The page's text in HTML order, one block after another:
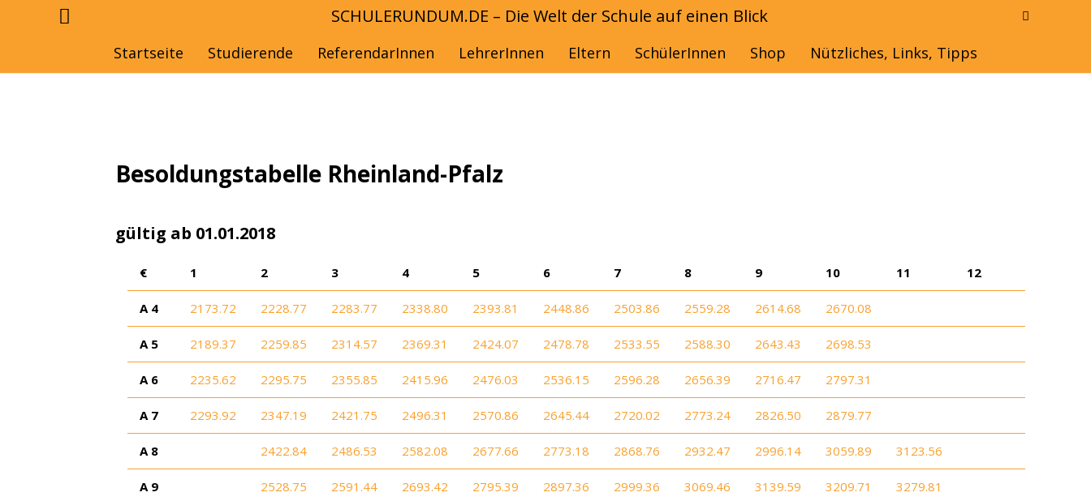
SCHULERUNDUM.DE – Die Welt der Schule auf einen Blick
Startseite Studierende ReferendarInnen LehrerInnen Eltern SchülerInnen Shop Nützliches, Links, Tipps
Besoldungstabelle Rheinland-Pfalz
gültig ab 01.01.2018
€ 1 2 3 4 5 6 7 8 9 10 11 12
A 4 2173.72 2228.77 2283.77 2338.80 2393.81 2448.86 2503.86 2559.28 2614.68 2670.08
A 5 2189.37 2259.85 2314.57 2369.31 2424.07 2478.78 2533.55 2588.30 2643.43 2698.53
A 6 2235.62 2295.75 2355.85 2415.96 2476.03 2536.15 2596.28 2656.39 2716.47 2797.31
A 7 2293.92 2347.19 2421.75 2496.31 2570.86 2645.44 2720.02 2773.24 2826.50 2879.77
A 8 2422.84 2486.53 2582.08 2677.66 2773.18 2868.76 2932.47 2996.14 3059.89 3123.56
A 9 2528.75 2591.44 2693.42 2795.39 2897.36 2999.36 3069.46 3139.59 3209.71 3279.81